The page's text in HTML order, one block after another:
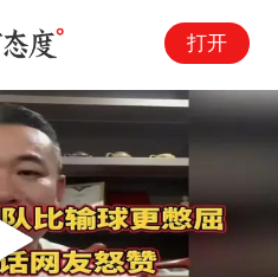
打开
Play